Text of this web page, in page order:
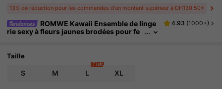
13% de réduction pour les commandes d’un montant supérieur à DH130.50+
ROMWE Kawaii Ensemble de linge
rie sexy à fleurs jaunes brodées pour fe
outien-gorge ultra-fin.
4.93 (1000+)
Taille
S M L
7 left
XL